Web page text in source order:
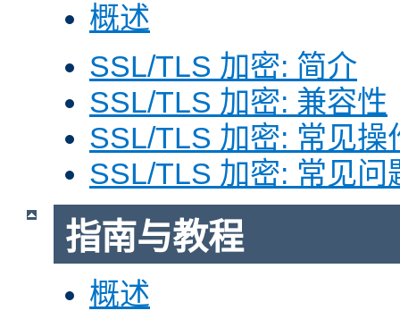
概述
SSL/TLS 加密: 简介
SSL/TLS 加密: 兼容性
SSL/TLS 加密: 常见操
SSL/TLS 加密: 常见问
指南与教程
概述